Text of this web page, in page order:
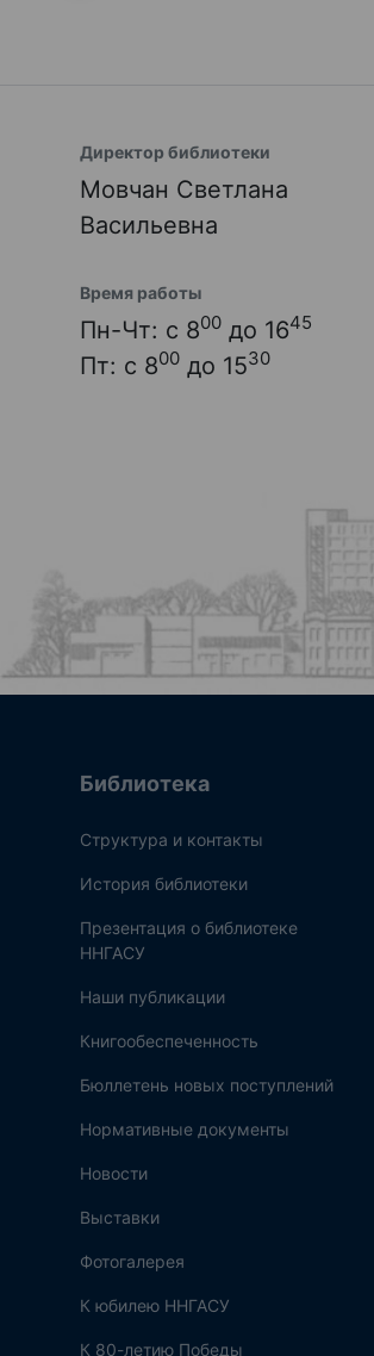
Директор библиотеки
Мовчан Светлана
Васильевна
Время работы
Пн-Чт: с 800 до 1645
Пт: с 800 до 1530
Библиотека
Структура и контакты
История библиотеки
Презентация о библиотеке
ННГАСУ
Наши публикации
Книгообеспеченность
Бюллетень новых поступлений
Нормативные документы
Новости
Выставки
Фотогалерея
К юбилею ННГАСУ
К 80-летию Победы